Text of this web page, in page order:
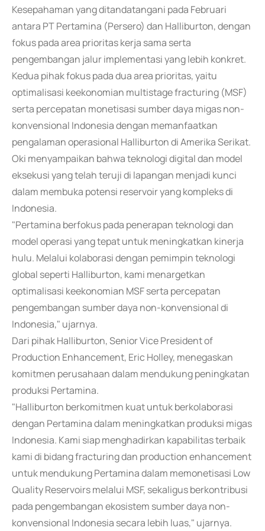
Kesepahaman yang ditandatangani pada Februari
antara PT Pertamina (Persero) dan Halliburton, dengan
fokus pada area prioritas kerja sama serta
pengembangan jalur implementasi yang lebih konkret.
Kedua pihak fokus pada dua area prioritas, yaitu
optimalisasi keekonomian multistage fracturing (MSF)
serta percepatan monetisasi sumber daya migas non-
konvensional Indonesia dengan memanfaatkan
pengalaman operasional Halliburton di Amerika Serikat.
Oki menyampaikan bahwa teknologi digital dan model
eksekusi yang telah teruji di lapangan menjadi kunci
dalam membuka potensi reservoir yang kompleks di
Indonesia.
"Pertamina berfokus pada penerapan teknologi dan
model operasi yang tepat untuk meningkatkan kinerja
hulu. Melalui kolaborasi dengan pemimpin teknologi
global seperti Halliburton, kami menargetkan
optimalisasi keekonomian MSF serta percepatan
pengembangan sumber daya non-konvensional di
Indonesia," ujarnya.
Dari pihak Halliburton, Senior Vice President of
Production Enhancement, Eric Holley, menegaskan
komitmen perusahaan dalam mendukung peningkatan
produksi Pertamina.
"Halliburton berkomitmen kuat untuk berkolaborasi
dengan Pertamina dalam meningkatkan produksi migas
Indonesia. Kami siap menghadirkan kapabilitas terbaik
kami di bidang fracturing dan production enhancement
untuk mendukung Pertamina dalam memonetisasi Low
Quality Reservoirs melalui MSF, sekaligus berkontribusi
pada pengembangan ekosistem sumber daya non-
konvensional Indonesia secara lebih luas," ujarnya.